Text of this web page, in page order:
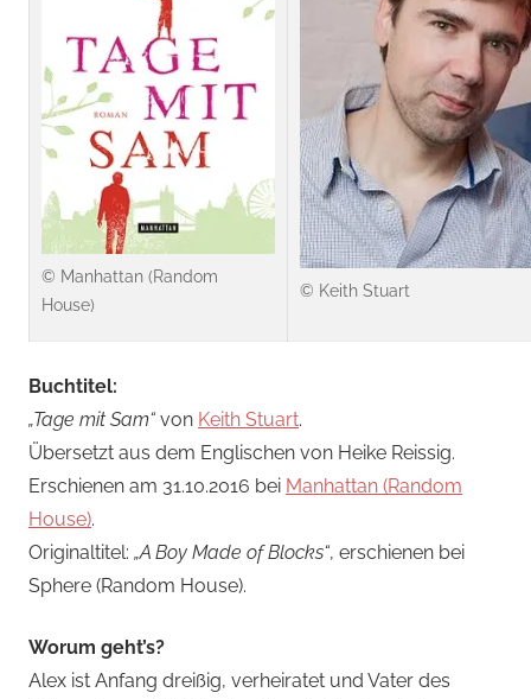
© Manhattan (Random
House)
© Keith Stuart
Buchtitel:
„Tage mit Sam“ von Keith Stuart.
Übersetzt aus dem Englischen von Heike Reissig.
Erschienen am 31.10.2016 bei Manhattan (Random
House).
Originaltitel: „A Boy Made of Blocks“, erschienen bei
Sphere (Random House).
Worum geht’s?
Alex ist Anfang dreißig, verheiratet und Vater des